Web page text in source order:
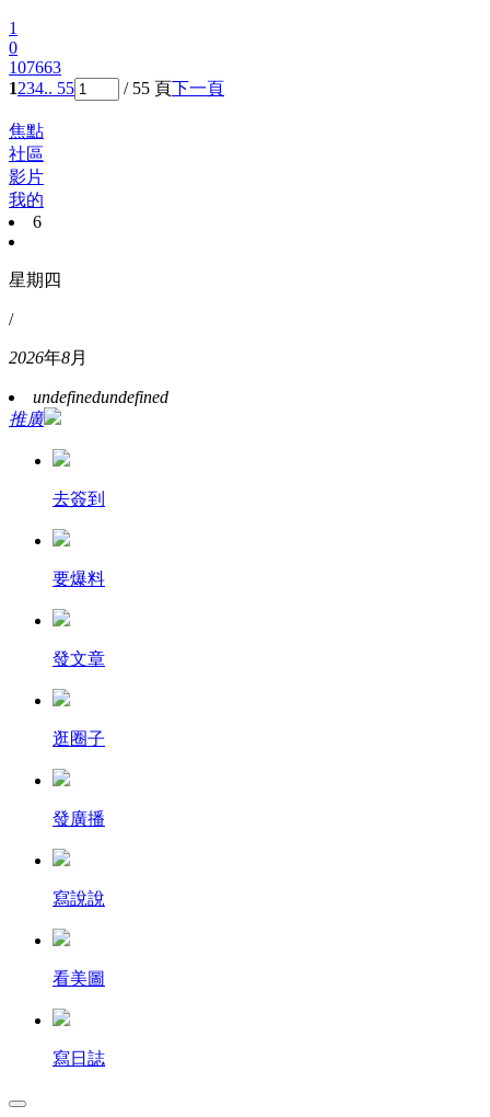
1
0
107663
1234.. 55 / 55 頁下一頁
焦點
社區
影片
我的
6
星期四
/
2026年8月
undefinedundefined
推廣
去簽到
要爆料
發文章
逛圈子
發廣播
寫說說
看美圖
寫日誌